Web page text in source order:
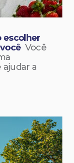
escolher
Você
a